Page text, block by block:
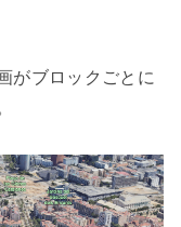
がブロックごとに